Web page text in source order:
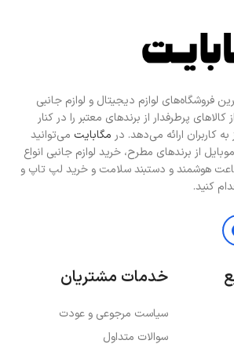
فروشگاه‌های لوازم دیجیتال و لوازم جانبی
پرطرفدار از برندهای معتبر را در کنار
کاربران ارائه می‌دهد. در مگابایت می‌توانید
از برندهای مطرح، خرید لوازم جانبی انواع
هوشمند و دستبند سلامت و خرید لپ تاپ و
کنید.
خدمات مشتریان
سیاست مرجوعی و عودت
سوالات متداول